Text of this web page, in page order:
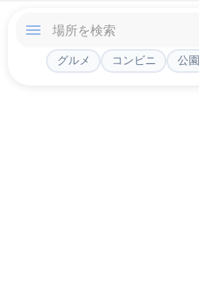
グルメ コンビニ 公園